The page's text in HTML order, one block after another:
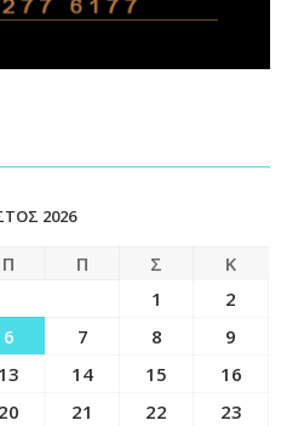
2026
Π Π Σ
Κ
1
2
6 7 8
9
13 14 15
16
20 21 22
23